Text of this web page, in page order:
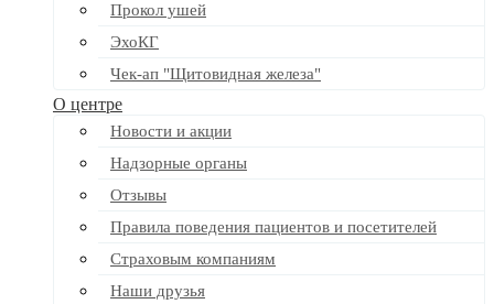
Прокол ушей
ЭхоКГ
Чек-ап "Щитовидная железа"
О центре
Новости и акции
Надзорные органы
Отзывы
Правила поведения пациентов и посетителей
Страховым компаниям
Наши друзья